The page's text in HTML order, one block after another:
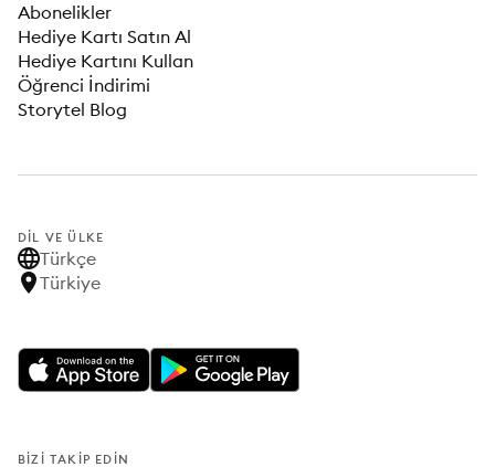
Abonelikler
Hediye Kartı Satın Al
Hediye Kartını Kullan
Öğrenci İndirimi
Storytel Blog
DIL VE ÜLKE
Türkçe
Türkiye
BIZI TAKIP EDIN